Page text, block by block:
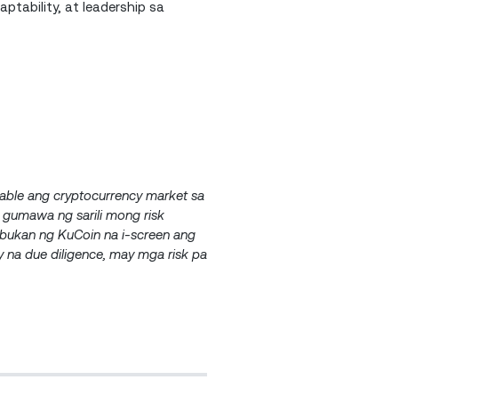
at leadership sa
ang cryptocurrency market sa
ng sarili mong risk
ng KuCoin na i-screen ang
due diligence, may mga risk pa